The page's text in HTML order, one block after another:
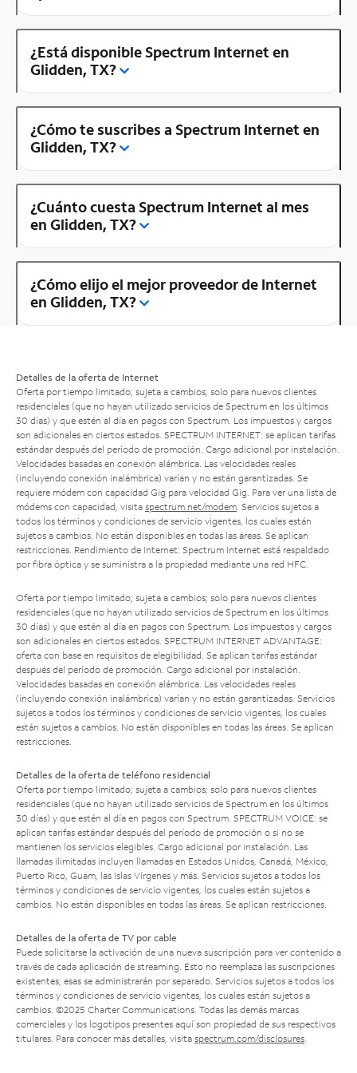
¿Está disponible Spectrum Internet en
Glidden, TX?
¿Cómo te suscribes a Spectrum Internet en
Glidden, TX?
¿Cuánto cuesta Spectrum Internet al mes
en Glidden, TX?
¿Cómo elijo el mejor proveedor de Internet
en Glidden, TX?
Detalles de la oferta de Internet
Oferta por tiempo limitado; sujeta a cambios; solo para nuevos clientes
residenciales (que no hayan utilizado servicios de Spectrum en los últimos
30 días) y que estén al día en pagos con Spectrum. Los impuestos y cargos
son adicionales en ciertos estados. SPECTRUM INTERNET: se aplican tarifas
estándar después del período de promoción. Cargo adicional por instalación.
Velocidades basadas en conexión alámbrica. Las velocidades reales
(incluyendo conexión inalámbrica) varían y no están garantizadas. Se
requiere módem con capacidad Gig para velocidad Gig. Para ver una lista de
módems con capacidad, visita spectrum.net/modem . Servicios sujetos a
todos los términos y condiciones de servicio vigentes, los cuales están
sujetos a cambios. No están disponibles en todas las áreas. Se aplican
restricciones. Rendimiento de Internet: Spectrum Internet está respaldado
por fibra óptica y se suministra a la propiedad mediante una red HFC.
Oferta por tiempo limitado; sujeta a cambios; solo para nuevos clientes
residenciales (que no hayan utilizado servicios de Spectrum en los últimos
30 días) y que estén al día en pagos con Spectrum. Los impuestos y cargos
son adicionales en ciertos estados. SPECTRUM INTERNET ADVANTAGE:
oferta con base en requisitos de elegibilidad. Se aplican tarifas estándar
después del período de promoción. Cargo adicional por instalación.
Velocidades basadas en conexión alámbrica. Las velocidades reales
(incluyendo conexión inalámbrica) varían y no están garantizadas. Servicios
sujetos a todos los términos y condiciones de servicio vigentes, los cuales
están sujetos a cambios. No están disponibles en todas las áreas. Se aplican
restricciones.
Detalles de la oferta de teléfono residencial
Oferta por tiempo limitado; sujeta a cambios; solo para nuevos clientes
residenciales (que no hayan utilizado servicios de Spectrum en los últimos
30 días) y que estén al día en pagos con Spectrum. SPECTRUM VOICE: se
aplican tarifas estándar después del período de promoción o si no se
mantienen los servicios elegibles. Cargo adicional por instalación. Las
llamadas ilimitadas incluyen llamadas en Estados Unidos, Canadá, México,
Puerto Rico, Guam, las Islas Vírgenes y más. Servicios sujetos a todos los
términos y condiciones de servicio vigentes, los cuales están sujetos a
cambios. No están disponibles en todas las áreas. Se aplican restricciones.
Detalles de la oferta de TV por cable
Puede solicitarse la activación de una nueva suscripción para ver contenido a
través de cada aplicación de streaming. Esto no reemplaza las suscripciones
existentes; esas se administrarán por separado. Servicios sujetos a todos los
términos y condiciones de servicio vigentes, los cuales están sujetos a
cambios. ©2025 Charter Communications. Todas las demás marcas
comerciales y los logotipos presentes aquí son propiedad de sus respectivos
titulares. Para conocer más detalles, visita spectrum.com/disclosures